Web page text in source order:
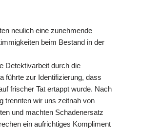
neulich eine zunehmende
beim Bestand in der
Detektivarbeit durch die
führte zur Identifizierung, dass
frischer Tat ertappt wurde. Nach
trennten wir uns zeitnah von
und machten Schadenersatz
ein aufrichtiges Kompliment